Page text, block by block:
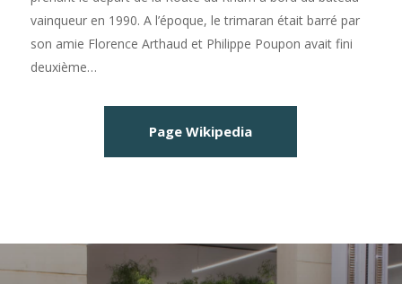
vainqueur en 1990. A l’époque, le trimaran était barré par
son amie Florence Arthaud et Philippe Poupon avait fini
deuxième…
Page Wikipedia